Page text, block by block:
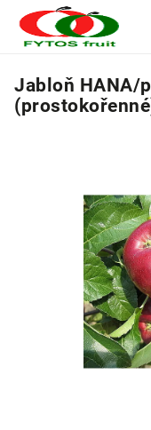
Jabloň HANA/